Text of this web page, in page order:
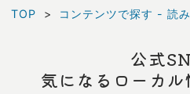
TOP コンテンツで探す - 読
公式
気になるローカル